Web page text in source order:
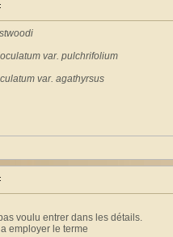
var. pulchrifolium
var. agathyrsus
voulu entrer dans les détails.
employer le terme